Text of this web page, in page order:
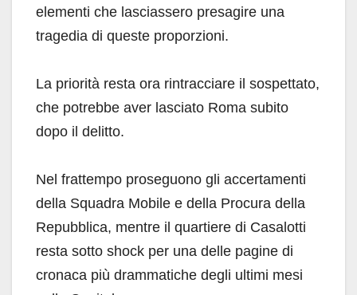
elementi che lasciassero presagire una
tragedia di queste proporzioni.
La priorità resta ora rintracciare il sospettato,
che potrebbe aver lasciato Roma subito
dopo il delitto.
Nel frattempo proseguono gli accertamenti
della Squadra Mobile e della Procura della
Repubblica, mentre il quartiere di Casalotti
resta sotto shock per una delle pagine di
cronaca più drammatiche degli ultimi mesi